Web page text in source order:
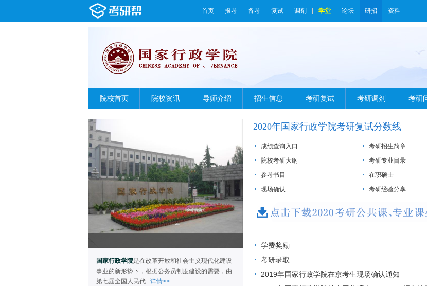
首页 报考 备考 复试 调剂 学堂 论坛 研招 资料
院校首页 院校资讯 导师介绍 招生信息 考研复试 考研调剂 考研
国家行政学院是在改革开放和社会主义现代化建设
事业的新形势下，根据公务员制度建设的需要，由
第七届全国人民代...详情>>
2020年国家行政学院考研复试分数线
成绩查询入口
考研招生简章
院校考研大纲
考研专业目录
参考书目
在职硕士
现场确认
考研经验分享
学费奖励
考研录取
2019年国家行政学院在京考生现场确认通知